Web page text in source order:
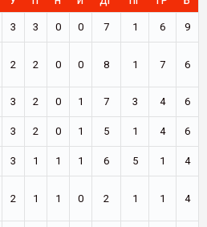
3 3 0 0 7 1 6 9
2 2 0 0 8 1 7 6
3 2 0 1 7 3 4 6
3 2 0 1 5 1 4 6
3 1 1 1 6 5 1 4
2 1 1 0 2 1 1 4